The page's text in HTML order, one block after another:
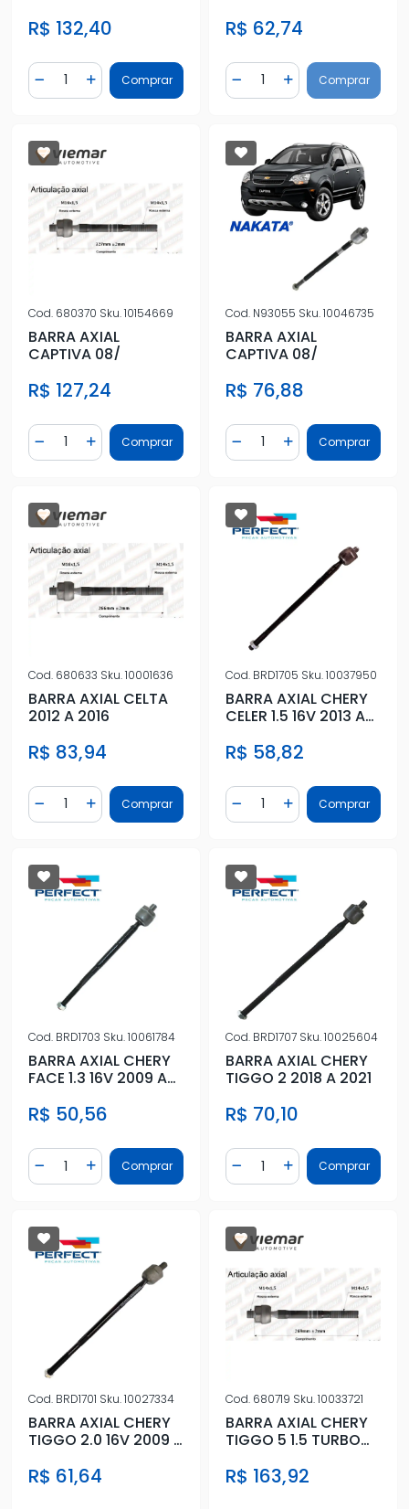
R$ 132,40
Diminuir Quantidade
Quantidade
Adicionar Quantidade
Comprar
R$ 62,74
Diminuir Quantidade
Quantidade
AdicionarComprar
Cod. 680370 Sku.10154669
BARRA AXIAL
CAPTIVA 08/
R$ 127,24
Diminuir Quantidade
Quantidade
Adicionar Quantidade
Comprar
Cod. N93055 Sku.10046735
BARRA AXIAL
CAPTIVA 08/
R$ 76,88
Diminuir Quantidade
Quantidade
AdicionarComprar
Cod. 680633 Sku.10001636
BARRA AXIAL CELTA
2012 A 2016
R$ 83,94
Diminuir Quantidade
Quantidade
Adicionar Quantidade
Comprar
Cod. BRD1705 Sku.10037950
BARRA AXIAL CHERY
CELER 1.5 16V 2013 A
R$ 58,82
Diminuir Quantidade
Quantidade
AdicionarComprar
Cod. BRD1703 Sku.10061784
BARRA AXIAL CHERY
FACE 1.3 16V 2009 A
R$ 50,56
Diminuir Quantidade
Quantidade
Adicionar Quantidade
Comprar
Cod. BRD1707 Sku.10025604
BARRA AXIAL CHERY
TIGGO 2 2018 A 2021
R$ 70,10
Diminuir Quantidade
Quantidade
AdicionarComprar
Cod. BRD1701 Sku.10027334
BARRA AXIAL CHERY
TIGGO 2.0 16V 2009 A
R$ 61,64
Cod. 680719 Sku.10033721
BARRA AXIAL CHERY
TIGGO 5 1.5 TURBO
R$ 163,92